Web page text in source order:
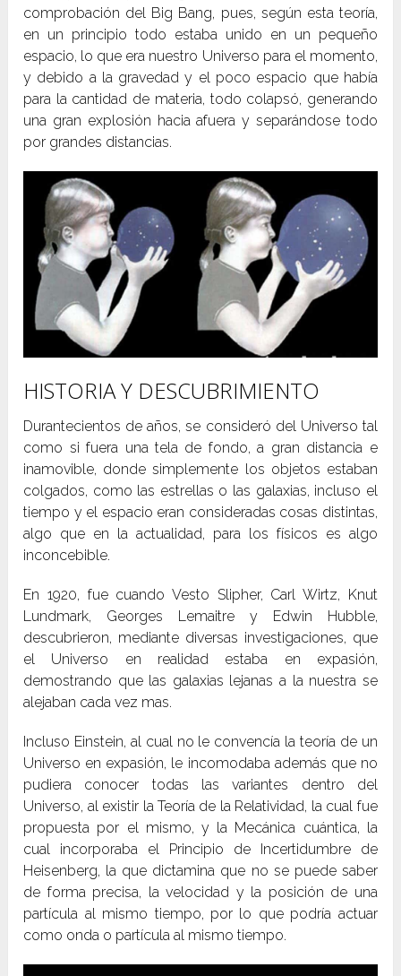
comprobación del Big Bang, pues, según esta teoría,
en un principio todo estaba unido en un pequeño
espacio, lo que era nuestro Universo para el momento,
y debido a la gravedad y el poco espacio que había
para la cantidad de materia, todo colapsó, generando
una gran explosión hacia afuera y separándose todo
por grandes distancias.
HISTORIA Y DESCUBRIMIENTO
Durantecientos de años, se consideró del Universo tal
como si fuera una tela de fondo, a gran distancia e
inamovible, donde simplemente los objetos estaban
colgados, como las estrellas o las galaxias, incluso el
tiempo y el espacio eran consideradas cosas distintas,
algo que en la actualidad, para los físicos es algo
inconcebible.
En 1920, fue cuando Vesto Slipher, Carl Wirtz, Knut
Lundmark, Georges Lemaitre y Edwin Hubble,
descubrieron, mediante diversas investigaciones, que
el Universo en realidad estaba en expasión,
demostrando que las galaxias lejanas a la nuestra se
alejaban cada vez mas.
Incluso Einstein, al cual no le convencía la teoría de un
Universo en expasión, le incomodaba además que no
pudiera conocer todas las variantes dentro del
Universo, al existir la Teoría de la Relatividad, la cual fue
propuesta por el mismo, y la Mecánica cuántica, la
cual incorporaba el Principio de Incertidumbre de
Heisenberg, la que dictamina que no se puede saber
de forma precisa, la velocidad y la posición de una
partícula al mismo tiempo, por lo que podría actuar
como onda o partícula al mismo tiempo.